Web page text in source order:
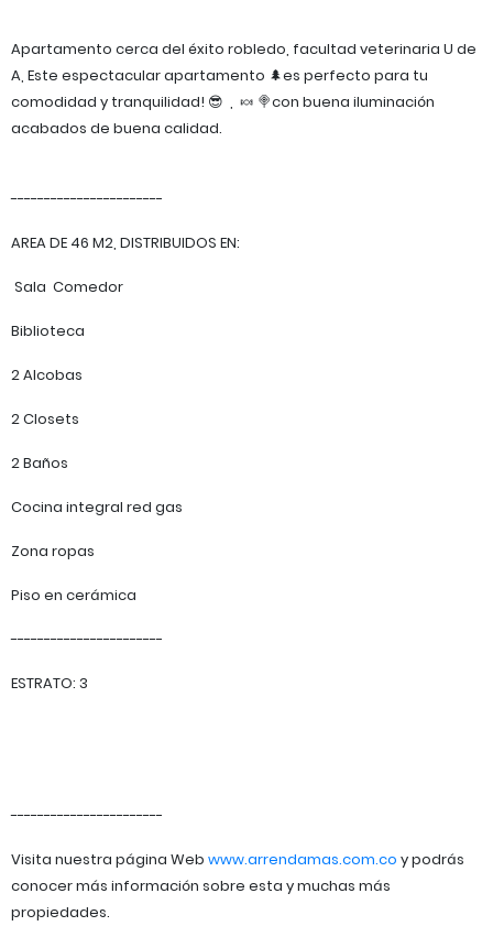
Apartamento cerca del éxito robledo, facultad veterinaria U de
A, Este espectacular apartamento 🌲es perfecto para tu
comodidad y tranquilidad! 😎 , 🍬 🍭con buena iluminación
acabados de buena calidad.
-----------------------
AREA DE 46 M2, DISTRIBUIDOS EN:
Sala Comedor
Biblioteca
2 Alcobas
2 Closets
2 Baños
Cocina integral red gas
Zona ropas
Piso en cerámica
-----------------------
ESTRATO: 3
-----------------------
Visita nuestra página Web www.arrendamas.com.co y podrás
conocer más información sobre esta y muchas más
propiedades.